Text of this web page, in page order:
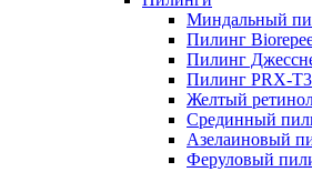
Миндальный
Пилинг
Пилинг
Пилинг PRX-
Желтый
Срединный
Азелаиновый
Феруловый